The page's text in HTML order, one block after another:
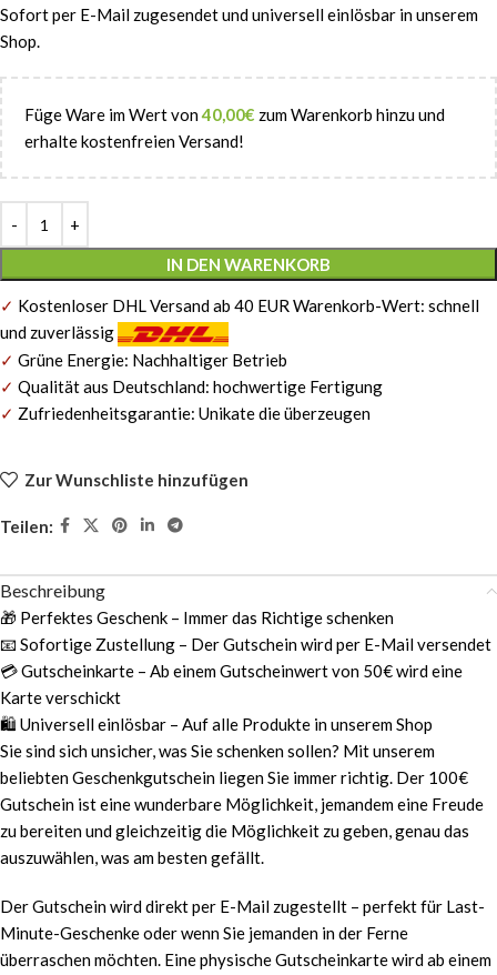
Sofort per E-Mail zugesendet und universell einlösbar in unserem
Shop.
Füge Ware im Wert von40,00€ zum Warenkorb hinzu und
erhalte kostenfreien Versand!
IN DEN WARENKORB
✓ Kostenloser DHL Versand ab 40 EUR Warenkorb-Wert: schnell
und zuverlässig
✓ Grüne Energie: Nachhaltiger Betrieb
✓ Qualität aus Deutschland: hochwertige Fertigung
✓ Zufriedenheitsgarantie: Unikate die überzeugen
Zur Wunschliste hinzufügen
Teilen:
Beschreibung
🎁 Perfektes Geschenk – Immer das Richtige schenken
📧 Sofortige Zustellung – Der Gutschein wird per E-Mail versendet
💳 Gutscheinkarte – Ab einem Gutscheinwert von 50€ wird eine
Karte verschickt
🛍️ Universell einlösbar – Auf alle Produkte in unserem Shop
Sie sind sich unsicher, was Sie schenken sollen? Mit unserem
beliebten Geschenkgutschein liegen Sie immer richtig. Der 100€
Gutschein ist eine wunderbare Möglichkeit, jemandem eine Freude
zu bereiten und gleichzeitig die Möglichkeit zu geben, genau das
auszuwählen, was am besten gefällt.
Der Gutschein wird direkt per E-Mail zugestellt – perfekt für Last-
Minute-Geschenke oder wenn Sie jemanden in der Ferne
überraschen möchten. Eine physische Gutscheinkarte wird ab einem